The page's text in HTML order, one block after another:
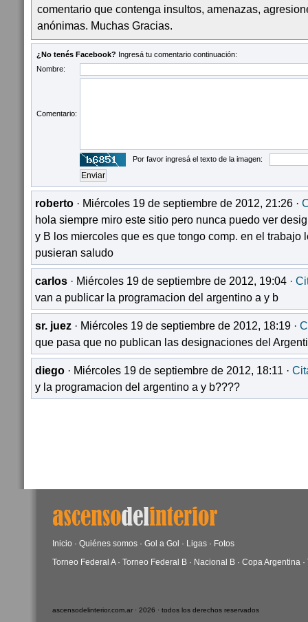
comentario que contenga insultos, amenazas,
anónimas. Muchas Gracias.
¿No tenés Facebook? Ingresá tu comentario continuación:
Nombre:
Comentario:
Por favor ingresá el texto de la imagen:
roberto · Miércoles 19 de septiembre de 2012, 21:26 ·
hola siempre miro este sitio pero nunca puedo ver
y B los miercoles que es que tongo comp. en el trabajo
pusieran saludo
carlos · Miércoles 19 de septiembre de 2012, 19:04 ·
van a publicar la programacion del argentino a y b
sr. juez · Miércoles 19 de septiembre de 2012, 18:19 ·
que pasa que no publican las designaciones del
diego · Miércoles 19 de septiembre de 2012, 18:11 ·
y la programacion del argentino a y b????
Inicio · Quiénes somos · Gol a Gol · Ligas · Fotos
Torneo Federal A· Torneo Federal B · Nacional B · Copa Argentina ·
ascensodelinterior.com.ar · 2026 · todos los derechos reservados